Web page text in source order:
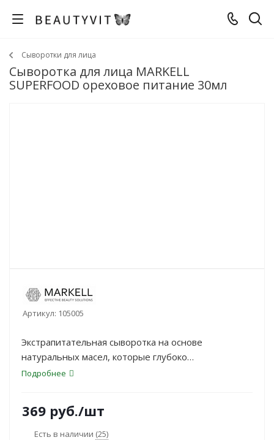
Сыворотки для лица
Сыворотка для лица MARKELL
SUPERFOOD ореховое питание 30мл
Артикул: 105005
Экстрапитательная сыворотка на основе
натуральных масел, которые глубоко
проникают в кожу и насыщают ее полезными
ей эластичность,
бархатистость и ухоженный вид. Не оставляет
Подробнее
369 руб./шт
Есть в наличии (25)